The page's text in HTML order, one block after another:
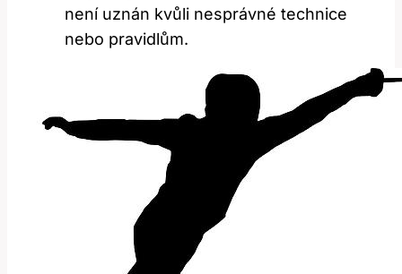
není uznán kvůli nesprávné technice
nebo pravidlům.